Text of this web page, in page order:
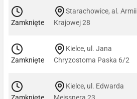
Zamknięte
Starachowice, al. Armii
Krajowej 28
Zamknięte
Kielce, ul. Jana
Chryzostoma Paska 6/2
Kielce, ul. Edwarda